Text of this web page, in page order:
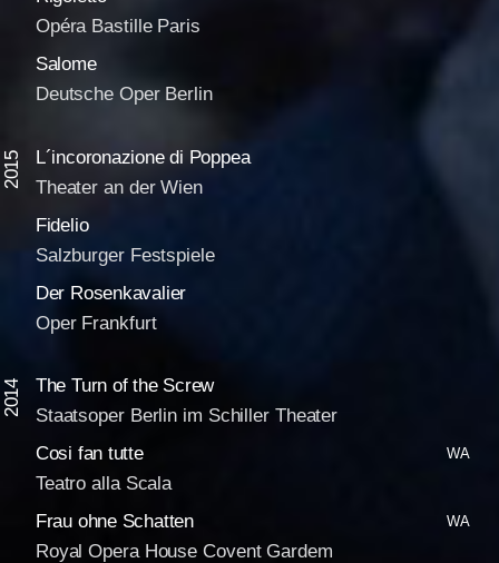
Opéra Bastille Paris
Salome
Deutsche Oper Berlin
2015
L´incoronazione di Poppea
Theater an der Wien
Fidelio
Salzburger Festspiele
Der Rosenkavalier
Oper Frankfurt
2014
The Turn of the Screw
Staatsoper Berlin im Schiller Theater
Cosi fan tutte
WA
Teatro alla Scala
Frau ohne Schatten
WA
Royal Opera House Covent Gardem